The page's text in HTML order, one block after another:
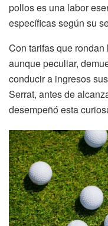
pollos es una labor
específicas según su
Con tarifas que
aunque peculiar,
conducir a ingresos
Serrat, antes de
desempeñó esta